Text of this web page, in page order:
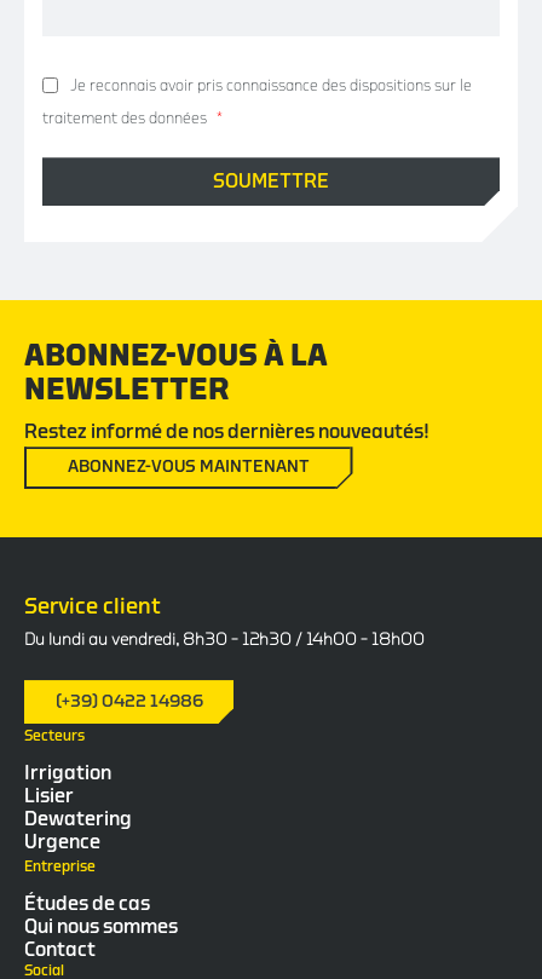
Je reconnais avoir pris connaissance des dispositions sur le
traitement des données *
ABONNEZ-VOUS À LA
NEWSLETTER
Restez informé de nos dernières nouveautés!
ABONNEZ-VOUS MAINTENANT
Service client
Du lundi au vendredi, 8h30 – 12h30 / 14h00 – 18h00
(+39) 0422 14986
Secteurs
Irrigation
Lisier
Dewatering
Urgence
Entreprise
Études de cas
Qui nous sommes
Contact
Social